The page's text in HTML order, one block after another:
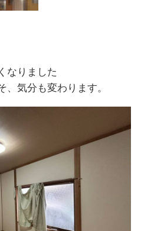
なりました
気分も変わります。